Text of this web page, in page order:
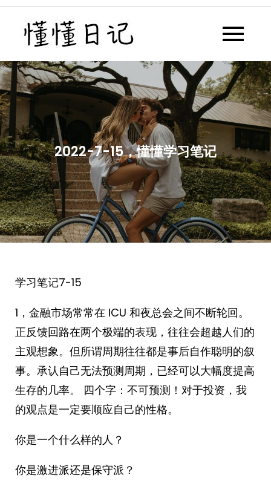
Skip
content
懂懂日记网每天同步更新懂懂学
2022-7-15，懂懂学习笔记
学习笔记7-15
1，金融市场常常在 ICU 和夜总会之间不断轮回。
正反馈回路在两个极端的表现，往往会超越人们的
主观想象。但所谓周期往往都是事后自作聪明的叙
事。承认自己无法预测周期，已经可以大幅度提高
生存的几率。 ​​​四个字：不可预测！对于投资，我
的观点是一定要顺应自己的性格。
你是一个什么样的人？
你是激进派还是保守派？